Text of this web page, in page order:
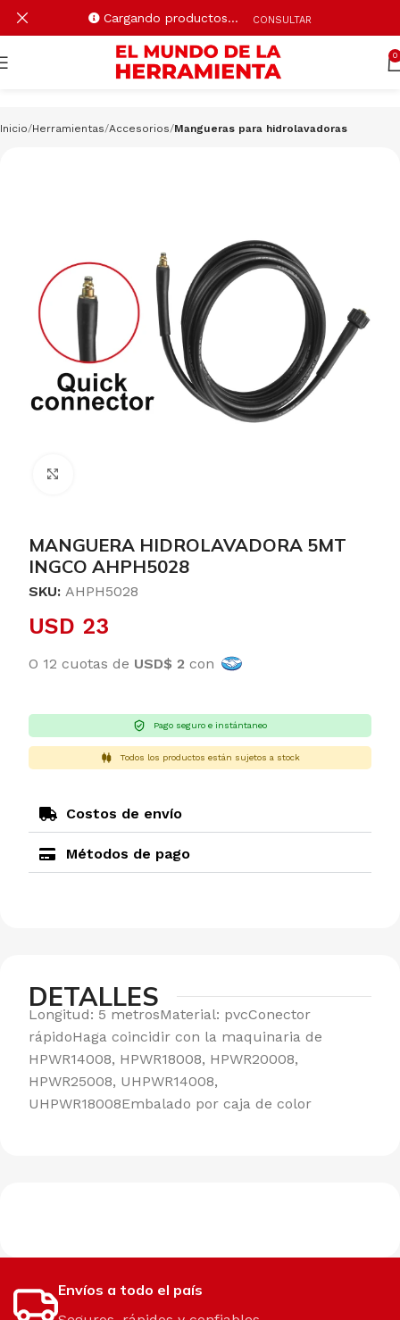
0
Inicio Herramientas Accesorios Mangueras para hidrolavadoras
MANGUERA HIDROLAVADORA 5MT
INGCO AHPH5028
SKU: AHPH5028
USD 23
O 12 cuotas de USD$ 2 con
Pago seguro e instántaneo
Todos los productos están sujetos a stock
Costos de envío
Métodos de pago
DETALLES
Longitud: 5 metrosMaterial: pvcConector
rápidoHaga coincidir con la maquinaria de
HPWR14008, HPWR18008, HPWR20008,
HPWR25008, UHPWR14008,
UHPWR18008Embalado por caja de color
Envíos a todo el país
Cargando productos… CONSULTAR